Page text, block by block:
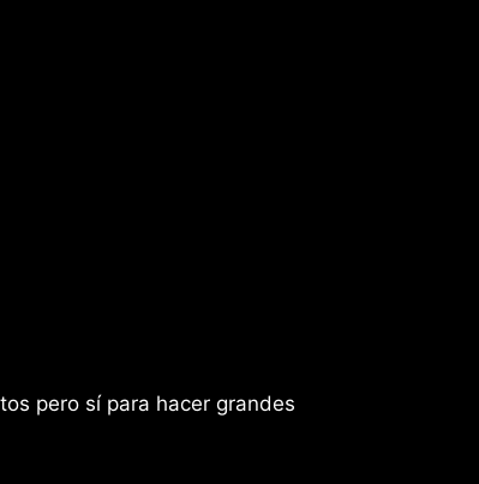
pero sí para hacer grandes